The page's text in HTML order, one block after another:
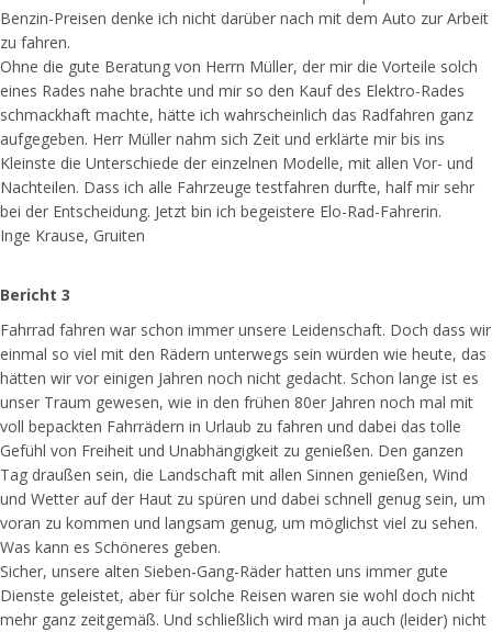
Benzin-Preisen denke ich nicht darüber nach mit dem Auto zur Arbeit
zu fahren.
Ohne die gute Beratung von Herrn Müller, der mir die Vorteile solch
eines Rades nahe brachte und mir so den Kauf des Elektro-Rades
schmackhaft machte, hätte ich wahrscheinlich das Radfahren ganz
aufgegeben. Herr Müller nahm sich Zeit und erklärte mir bis ins
Kleinste die Unterschiede der einzelnen Modelle, mit allen Vor- und
Nachteilen. Dass ich alle Fahrzeuge testfahren durfte, half mir sehr
bei der Entscheidung. Jetzt bin ich begeistere Elo-Rad-Fahrerin.
Inge Krause, Gruiten
Bericht 3
Fahrrad fahren war schon immer unsere Leidenschaft. Doch dass wir
einmal so viel mit den Rädern unterwegs sein würden wie heute, das
hätten wir vor einigen Jahren noch nicht gedacht. Schon lange ist es
unser Traum gewesen, wie in den frühen 80er Jahren noch mal mit
voll bepackten Fahrrädern in Urlaub zu fahren und dabei das tolle
Gefühl von Freiheit und Unabhängigkeit zu genießen. Den ganzen
Tag draußen sein, die Landschaft mit allen Sinnen genießen, Wind
und Wetter auf der Haut zu spüren und dabei schnell genug sein, um
voran zu kommen und langsam genug, um möglichst viel zu sehen.
Was kann es Schöneres geben.
Sicher, unsere alten Sieben-Gang-Räder hatten uns immer gute
Dienste geleistet, aber für solche Reisen waren sie wohl doch nicht
mehr ganz zeitgemäß. Und schließlich wird man ja auch (leider) nicht